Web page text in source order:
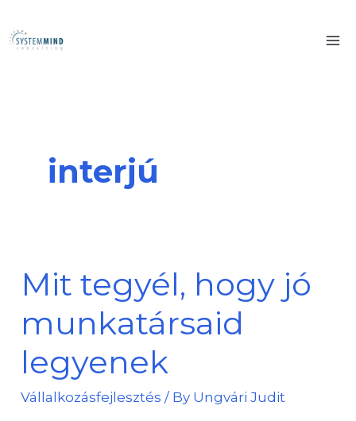
to
interjú
Mit tegyél, hogy jó
munkatársaid
legyenek
Vállalkozásfejlesztés / By Ungvári Judit
Mit
tegyél,
hogy
jó
munkatársaid
legyenek